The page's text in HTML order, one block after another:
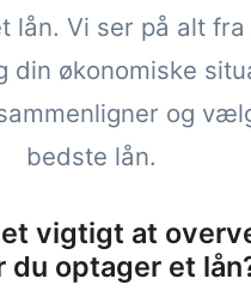
lån. Vi ser på alt
din økonomiske
og
bedste lån.
vigtigt at
du optager et